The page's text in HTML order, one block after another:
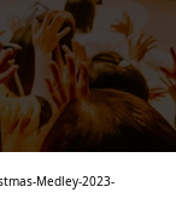
Medley-2023-